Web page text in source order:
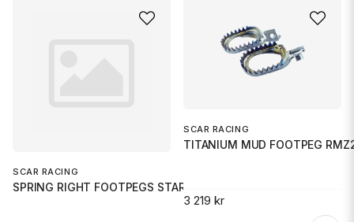
SCAR RACING
SPRING RIGHT FOOTPEGS STARK
SCAR RACING
TITANIUM MUD FOOTPEG
3 219 kr